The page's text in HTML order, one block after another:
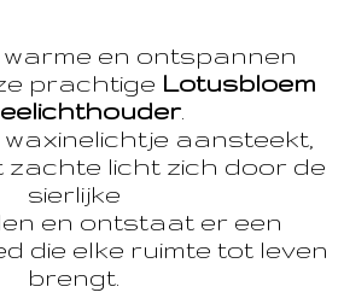
en ontspannen
prachtige Lotusbloem
.
aansteekt,
licht zich door de
sierlijke
en ontstaat er een
die elke ruimte tot leven
brengt.